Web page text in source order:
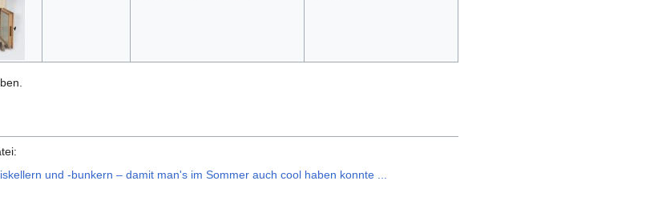
und -bunkern – damit man's im Sommer auch cool haben konnte ...